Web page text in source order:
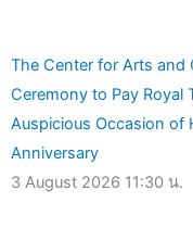
The Center for Arts and
Ceremony to Pay Royal
Auspicious Occasion of
Anniversary
3 August 2026 11:30 น.